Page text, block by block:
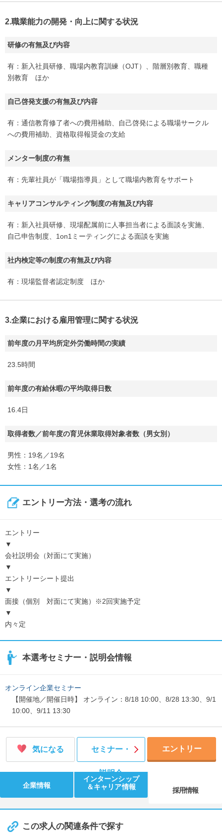
2.職業能力の開発・向上に関する状況
研修の有無及び内容
有：新入社員研修、職場内教育訓練（OJT）、階層別教育、職種
別教育 ほか
自己啓発支援の有無及び内容
有：通信教育修了者への費用補助、自己啓発による職場サークル
への費用補助、資格取得報奨金の支給
メンター制度の有無
有：先輩社員が「職場指導員」として職場内教育をサポート
キャリアコンサルティング制度の有無及び内容
有：新入社員研修、現場配属前に人事担当者による面談を実施、
自己申告制度、1on1ミーティングによる面談を実施
社内検定等の制度の有無及び内容
有：現場監督者認定制度 ほか
3.企業における雇用管理に関する状況
前年度の月平均所定外労働時間の実績
23.5時間
前年度の有給休暇の平均取得日数
16.4日
取得者数／前年度の育児休業取得対象者数（男女別）
男性：19名／19名
女性：1名／1名
エントリー方法・選考の流れ
エントリー
▼
会社説明会（対面にて実施）
▼
エントリーシート提出
▼
面接（個別 対面にて実施）※2回実施予定
▼
内々定
本選考セミナー・説明会情報
オンライン企業セミナー
【開催地／開催日時】 オンライン：8/18 10:00、8/28 13:30、9/1
10:00、9/11 13:30
気になる セミナー・
説明会
エントリー
企業情報
インターンシップ
＆キャリア情報
採用情報
この求人の関連条件で探す